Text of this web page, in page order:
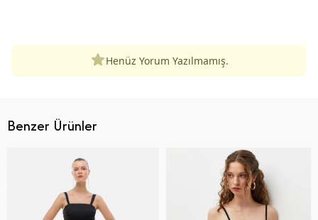
Henüz Yorum Yazılmamış.
Benzer Ürünler